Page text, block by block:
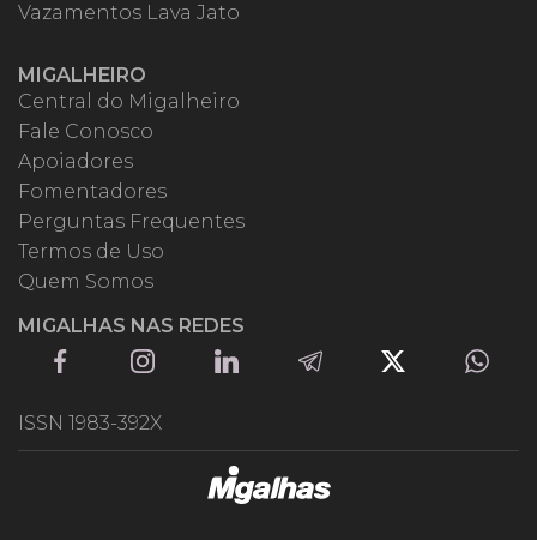
Vazamentos Lava Jato
MIGALHEIRO
Central do Migalheiro
Fale Conosco
Apoiadores
Fomentadores
Perguntas Frequentes
Termos de Uso
Quem Somos
MIGALHAS NAS REDES
ISSN 1983-392X